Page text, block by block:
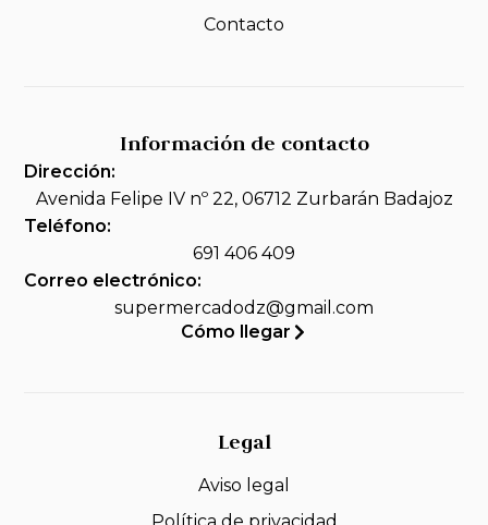
Contacto
Información de contacto
Dirección:
Avenida Felipe IV nº 22, 06712 Zurbarán Badajoz
Teléfono:
691 406 409
Correo electrónico:
supermercadodz@gmail.com
Cómo llegar
Legal
Aviso legal